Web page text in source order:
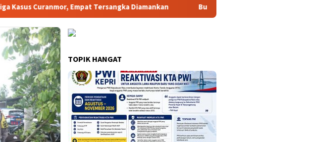
Empat Tersangka Diamankan Bupati Aneng Tutup Turnamen Sepak Bola
TOPIK HANGAT